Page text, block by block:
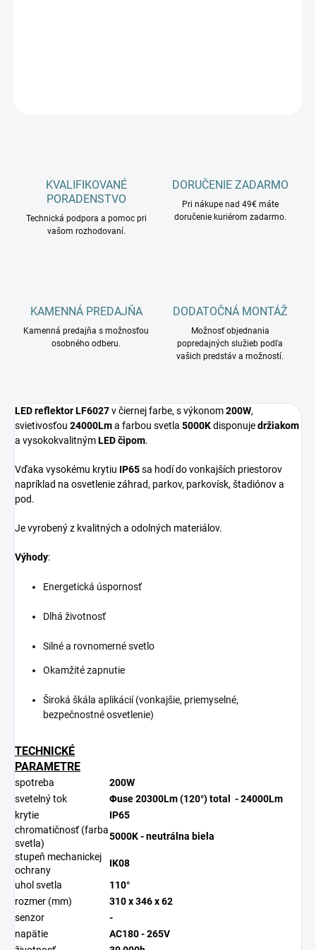
KVALIFIKOVANÉ
PORADENSTVO
Technická podpora a pomoc pri
vašom rozhodovaní.
DORUČENIE ZADARMO
Pri nákupe nad 49€ máte
doručenie kuriérom zadarmo.
KAMENNÁ PREDAJŇA
Kamenná predajňa s možnosťou
osobného odberu.
DODATOČNÁ MONTÁŽ
Možnosť objednania
popredajných služieb podľa
vašich predstáv a možností.
LED reflektor LF6027v čiernej farbe, s výkonom200W,
svietivosťou 24000Lma farbou svetla 5000Kdisponujedržiakom
a vysokokvalitnýmLED čipom.
Vďaka vysokému krytiu IP65sa hodí do vonkajších priestorov
napríklad na osvetlenie záhrad, parkov, parkovísk, štadiónov a
pod.
Je vyrobený z kvalitných a odolných materiálov.
Výhody:
Energetická úspornosť
Dlhá životnosť
Silné a rovnomerné svetlo
Okamžité zapnutie
Široká škála aplikácií (vonkajšie, priemyselné,
bezpečnostné osvetlenie)
TECHNICKÉ
PARAMETRE
spotreba
200W
svetelný tok
Φuse 20300Lm (120°) total
- 24000Lm
krytie
IP65
chromatičnosť (farba
svetla)
5000K - neutrálna biela
stupeň mechanickej
ochrany
IK08
uhol svetla
110°
rozmer (mm)
310 x 346 x 62
senzor
-
napätie
AC180 - 265V